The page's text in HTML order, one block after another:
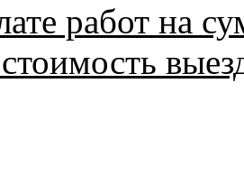
работ на
стоимость